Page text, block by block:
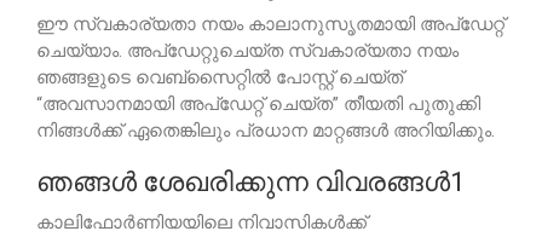
ഈ സ്വകാര്യതാ നയം കാലാനുസൃതമായി അപ്ഡേറ്റ്
ചെയ്യാം. അപ്ഡേറ്റുചെയ്ത സ്വകാര്യതാ നയം
ഞങ്ങളുടെ വെബ്സൈറ്റിൽ പോസ്റ്റ് ചെയ്ത്
“അവസാനമായി അപ്ഡേറ്റ് ചെയ്ത” തീയതി പുതുക്കി
നിങ്ങൾക്ക് ഏതെങ്കിലും പ്രധാന മാറ്റങ്ങൾ അറിയിക്കും.
ഞങ്ങൾ ശേഖരിക്കുന്ന വിവരങ്ങൾ1
കാലിഫോർണിയയിലെ നിവാസികൾക്ക്